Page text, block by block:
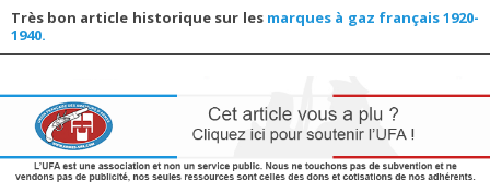
Très bon article historique sur les marques à gaz français 1920-
1940.